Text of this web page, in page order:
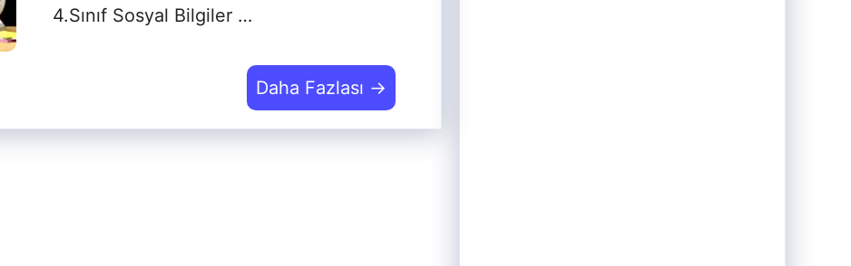
4.Sınıf Sosyal Bilgiler …
Daha Fazlası →